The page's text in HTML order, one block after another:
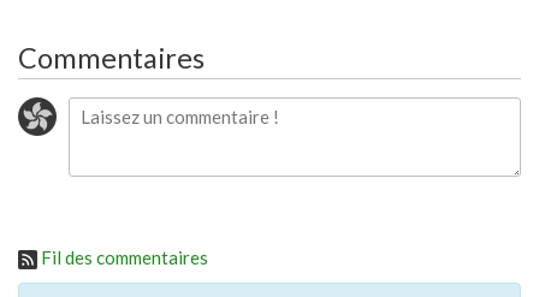
Commentaires
Fil des commentaires